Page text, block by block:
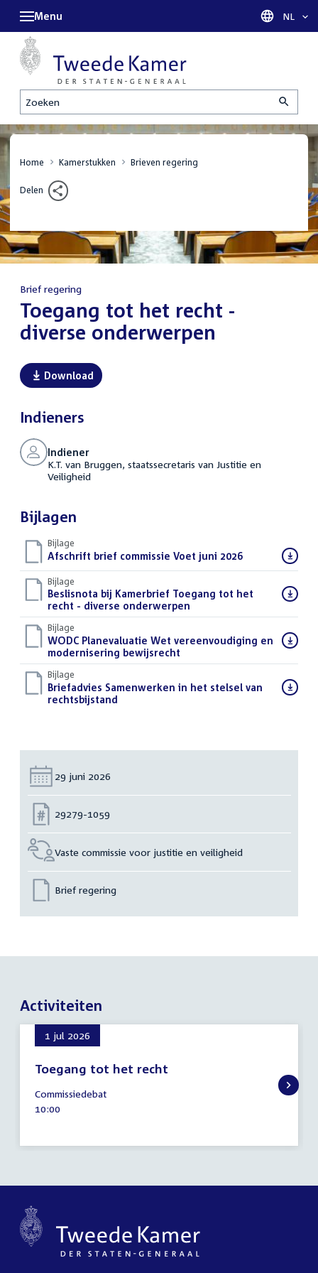
Zoeken
Menu Taal
NL
Home Kamerstukken Brieven regering
Delen
Brief regering
:Toegang tot het recht -
diverse onderwerpen
Download
Indieners
Indiener
K.T. van Bruggen, staatssecretaris van Justitie en
Veiligheid
Bijlagen
Bijlage
Download
bestand:
Afschrift brief commissie Voet juni 2026(PDF)
Bijlage
Download
bestand:
Beslisnota bij Kamerbrief Toegang tot het
recht - diverse onderwerpen
Bijlage
Download
bestand:
WODC Planevaluatie Wet vereenvoudiging en
modernisering bewijsrecht
Bijlage
Download
bestand:
Briefadvies Samenwerken in het stelsel van
rechtsbijstand
Datum:
29 juni 2026
Nummer:
29279-1059
Vaste commissie voor justitie en veiligheid
Brief regering
Activiteiten
1 jul 2026
Toegang tot het recht
juli
2026
Commissiedebat
Tijd
10:00